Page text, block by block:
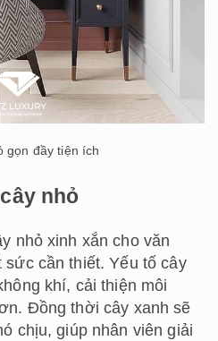
gọn đầy tiện ích
nhỏ
nhỏ xinh xắn cho văn
sức cần thiết. Yếu tố cây
khí, cải thiện môi
Đồng thời cây xanh sẽ
chịu, giúp nhân viên giải